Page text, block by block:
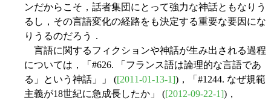
ンだからこそ，話者集団にとって強力な神話ともなりう
るし，その言語変化の経路をも決定する重要な要因にな
りうるのだろう．
言語に関するフィクションや神話が生み出される過程
については，「#626. 「フランス語は論理的な言語であ
る」という神話」」 ([2011-01-13-1])，「#1244. なぜ規範
主義が18世紀に急成長したか」 ([2012-09-22-1])，